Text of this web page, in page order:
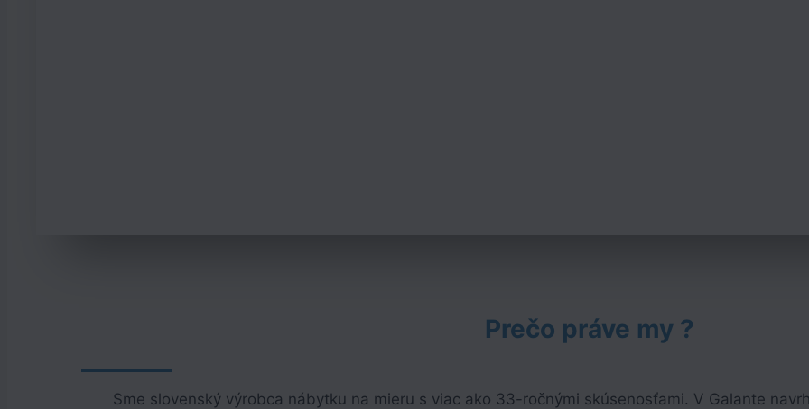
Prečo práve my ?
Sme slovenský výrobca nábytku na mieru s viac ako 33-ročnými skúsenosťami. V Galante